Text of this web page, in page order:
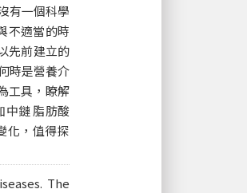
有一個科學
不適當的時
先前建立的
時是營養介
工具，瞭解
中鏈 脂肪酸
化，值得探
The